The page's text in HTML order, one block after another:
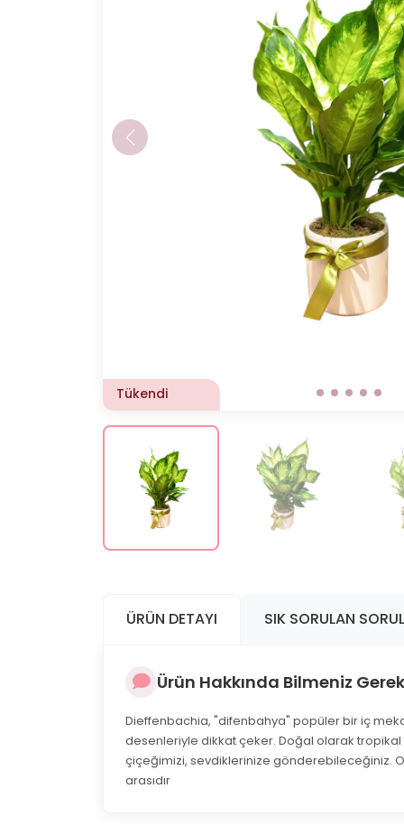
Tükendi
ÜRÜN DETAYI SIK SORULAN
Ürün Hakkında Bilmeniz
Dieffenbachia, "difenbahya" popüler bir iç
desenleriyle dikkat çeker. Doğal olarak tropikal
çiçeğimizi, sevdiklerinize gönderebileceğiniz.
arasıdır